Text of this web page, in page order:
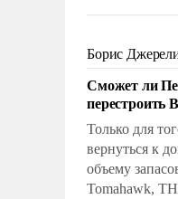
сложна и
и ее
поднимет
возможности.
Борис
Сможет ли
Только для
вернуться к
объему
Tomahawk,